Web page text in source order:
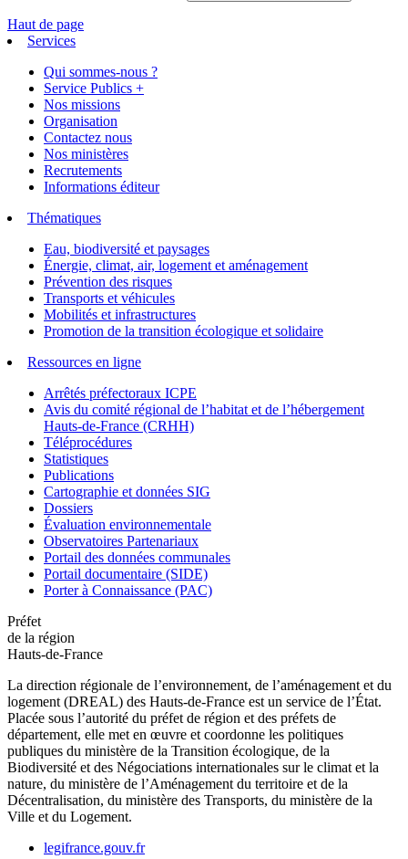
Haut de page
Services
Qui sommes-nous ?
Service Publics +
Nos missions
Organisation
Contactez nous
Nos ministères
Recrutements
Informations éditeur
Thématiques
Eau, biodiversité et paysages
Énergie, climat, air, logement et aménagement
Prévention des risques
Transports et véhicules
Mobilités et infrastructures
Promotion de la transition écologique et solidaire
Ressources en ligne
Arrêtés préfectoraux ICPE
Avis du comité régional de l’habitat et de l’hébergement
Hauts-de-France (CRHH)
Téléprocédures
Statistiques
Publications
Cartographie et données SIG
Dossiers
Évaluation environnementale
Observatoires Partenariaux
Portail des données communales
Portail documentaire (SIDE)
Porter à Connaissance (PAC)
Préfet
de la région
Hauts-de-France
La direction régionale de l’environnement, de l’aménagement et du
logement (DREAL) des Hauts-de-France est un service de l’État.
Placée sous l’autorité du préfet de région et des préfets de
département, elle met en œuvre et coordonne les politiques
publiques du ministère de la Transition écologique, de la
Biodiversité et des Négociations internationales sur le climat et la
nature, du ministère de l’Aménagement du territoire et de la
Décentralisation, du ministère des Transports, du ministère de la
Ville et du Logement.
legifrance.gouv.fr